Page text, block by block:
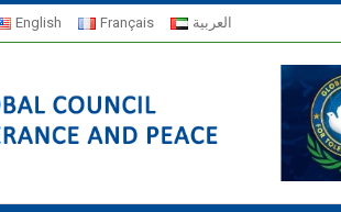
English Français العربية